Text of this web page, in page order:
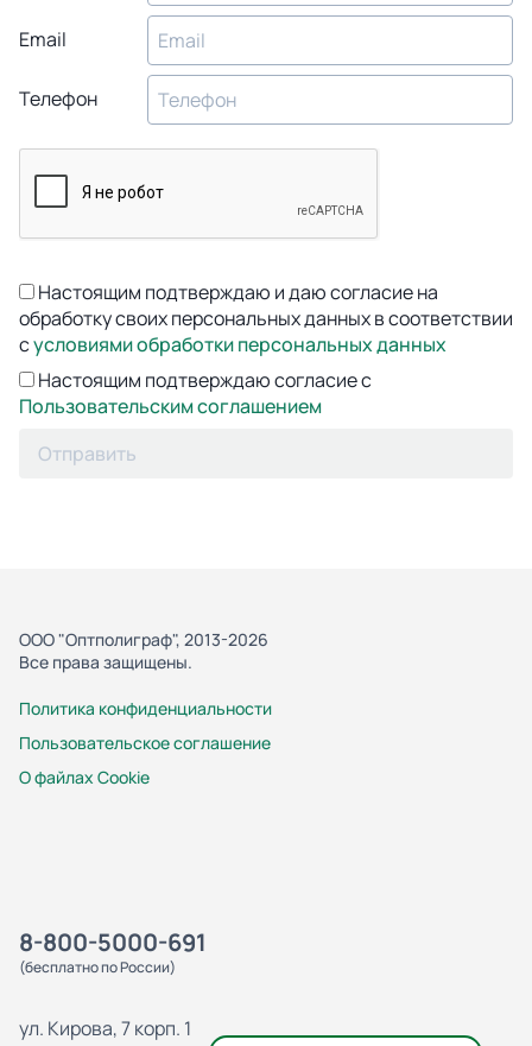
Email
Телефон
Настоящим подтверждаю и даю согласие на
обработку своих персональных данных в соответствии
сусловиями обработки персональных данных
Настоящим подтверждаю согласие с
Пользовательским соглашением
Отправить
ООО "Оптполиграф", 2013-2026
Все права защищены.
Политика конфиденциальности
Пользовательское соглашение
О файлах Cookie
8-800-5000-691
(бесплатно по России)
ул. Кирова, 7 корп. 1